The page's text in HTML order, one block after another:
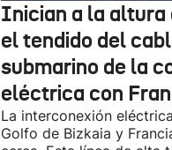
Inician a la altura
el tendido del
submarino de la
eléctrica con
La interconexión
Golfo de Bizkaia y